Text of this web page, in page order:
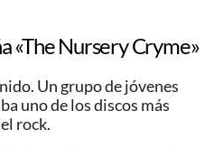
«The Nursery Cryme»
Un grupo de jóvenes
uno de los discos más
rock.